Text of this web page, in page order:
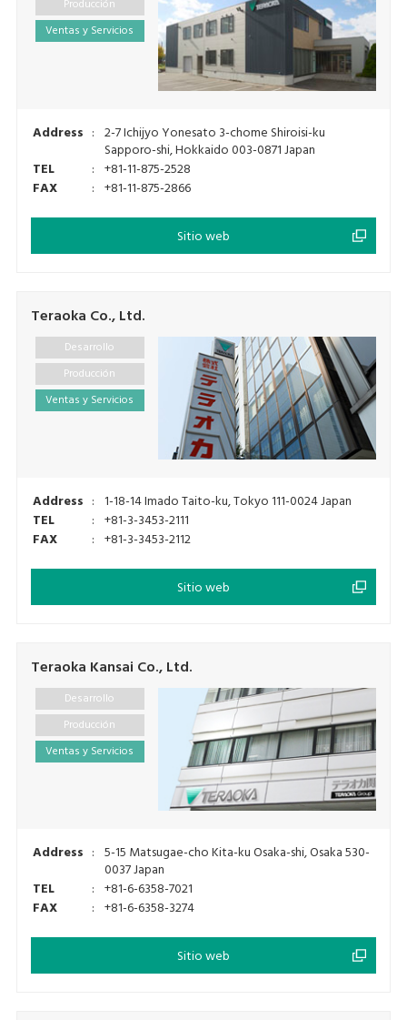
Producción
Ventas y Servicios
Address : 2-7 Ichijyo Yonesato 3-chome Shiroisi-ku
Sapporo-shi, Hokkaido 003-0871 Japan
TEL
: +81-11-875-2528
FAX
: +81-11-875-2866
Sitio web
Teraoka Co., Ltd.
Desarrollo
Producción
Ventas y Servicios
Address : 1-18-14 Imado Taito-ku, Tokyo 111-0024 Japan
TEL
: +81-3-3453-2111
FAX
: +81-3-3453-2112
Sitio web
Teraoka Kansai Co., Ltd.
Desarrollo
Producción
Ventas y Servicios
Address : 5-15 Matsugae-cho Kita-ku Osaka-shi, Osaka 530-
0037 Japan
TEL
: +81-6-6358-7021
FAX
: +81-6-6358-3274
Sitio web